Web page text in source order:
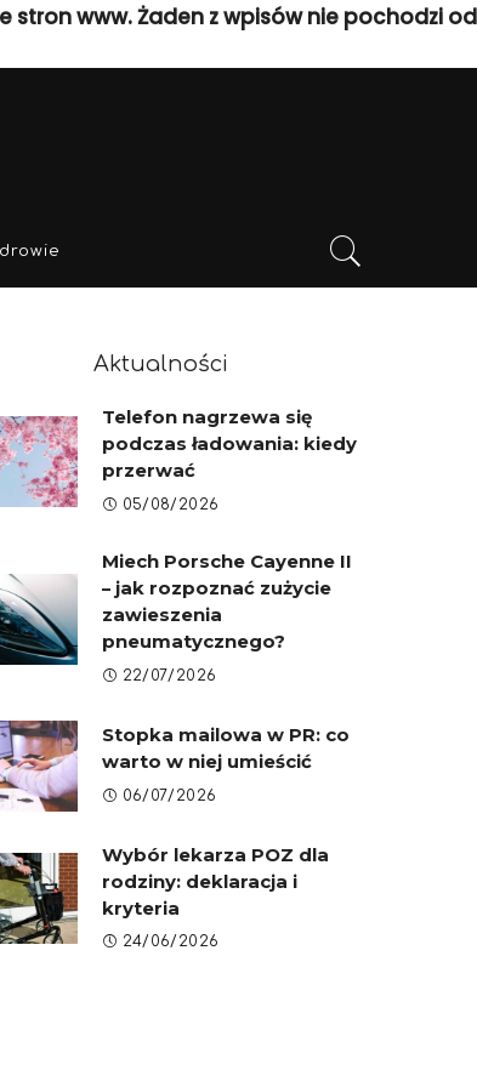
www. Żaden z wpisów nie pochodzi od
Aktualności
Telefon nagrzewa się
podczas ładowania: kiedy
przerwać
05/08/2026
Miech Porsche Cayenne II
– jak rozpoznać zużycie
zawieszenia
pneumatycznego?
22/07/2026
Stopka mailowa w PR: co
warto w niej umieścić
06/07/2026
Wybór lekarza POZ dla
rodziny: deklaracja i
kryteria
24/06/2026